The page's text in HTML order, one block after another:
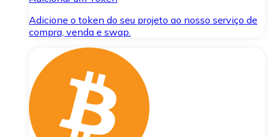
Adicione o token do seu projeto ao nosso serviço de
compra, venda e swap.